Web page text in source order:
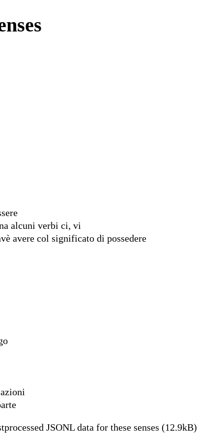
alcuni verbi ci, vi
avere col significato di possedere
JSONL data for these senses (12.9kB)